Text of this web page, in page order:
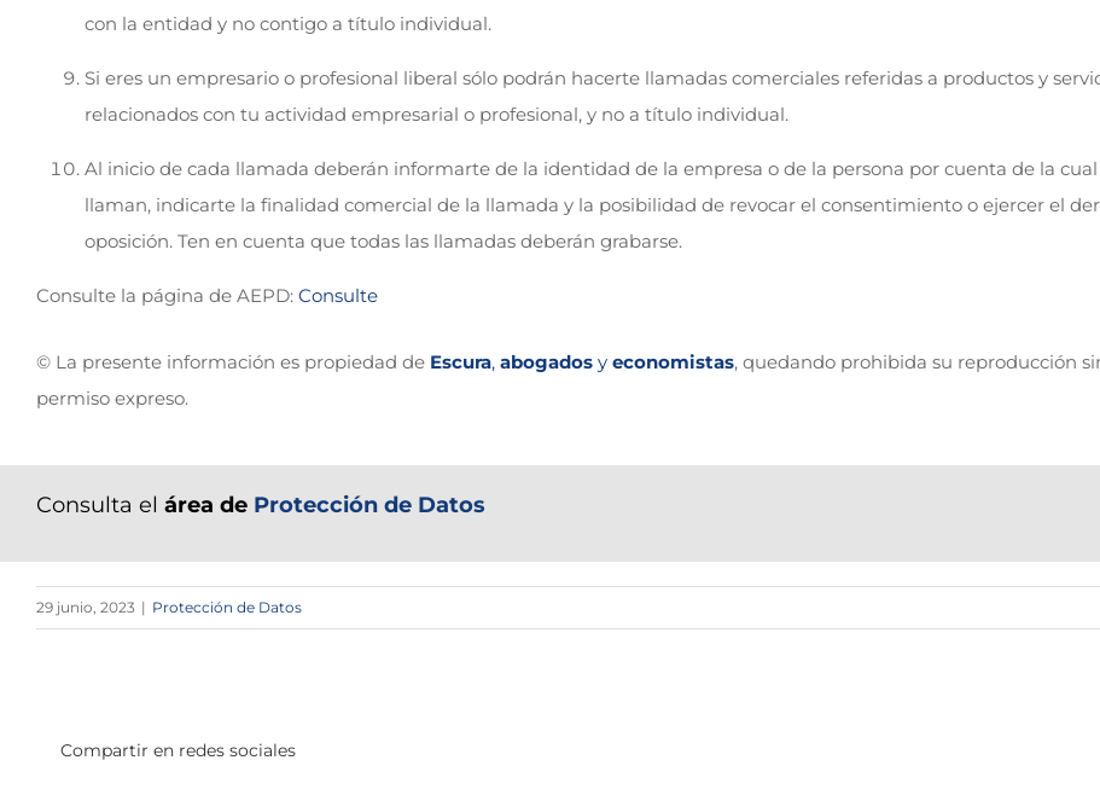
con la entidad y no contigo a título individual.
Si eres un empresario o profesional liberal sólo podrán hacerte llamadas comerciales referidas a productos y
relacionados con tu actividad empresarial o profesional, y no a título individual.
Al inicio de cada llamada deberán informarte de la identidad de la empresa o de la persona por cuenta de la
llaman, indicarte la finalidad comercial de la llamada y la posibilidad de revocar el consentimiento o ejercer el
oposición. Ten en cuenta que todas las llamadas deberán grabarse.
Consulte la página de AEPD: Consulte
© La presente información es propiedad de Escura, abogadosy economistas, quedando prohibida su reproducción
permiso expreso.
Consulta el área deProtección de Datos
29 junio, 2023 | Protección de Datos
Compartir en redes sociales